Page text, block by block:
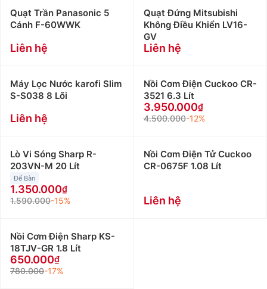
Quạt Trần Panasonic 5
Cánh F-60WWK
Liên hệ
Quạt Đứng Mitsubishi
Không Điều Khiển LV16-
GV
Liên hệ
Máy Lọc Nước karofi Slim
S-S038 8 Lõi
Liên hệ
Nồi Cơm Điện Cuckoo CR-
3521 6.3 Lít
3.950.000
4.500.000-12%
Lò Vi Sóng Sharp R-
203VN-M 20 Lít
Để Bàn
1.350.000
1.590.000-15%
Nồi Cơm Điện Tử Cuckoo
CR-0675F 1.08 Lít
Liên hệ
Nồi Cơm Điện Sharp KS-
18TJV-GR 1.8 Lít
650.000
780.000-17%